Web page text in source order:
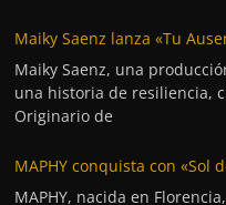
Maiky Saenz lanza «Tu
Maiky Saenz, una
una historia de resiliencia,
Originario de
MAPHY conquista con «Sol
MAPHY, nacida en